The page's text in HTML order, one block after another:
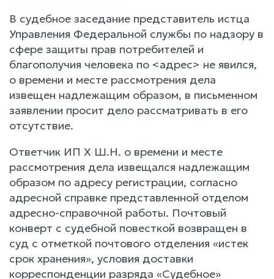
В судебное заседание представитель истца
Управления Федеральной службы по надзору в
сфере защиты прав потребителей и
благополучия человека по <адрес> не явился,
о времени и месте рассмотрения дела
извещен надлежащим образом, в письменном
заявлении просит дело рассматривать в его
отсутствие.
Ответчик ИП Х Ш.Н. о времени и месте
рассмотрения дела извещался надлежащим
образом по адресу регистрации, согласно
адресной справке представленной отделом
адресно-справочной работы. Почтовый
конверт с судебной повесткой возвращен в
суд с отметкой почтового отделения «истек
срок хранения», условия доставки
корреспонденции разряда «Судебное»